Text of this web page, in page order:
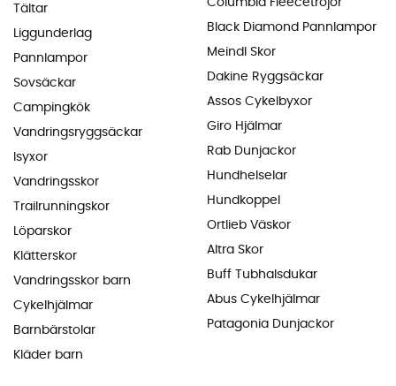
Tältar
Liggunderlag
Pannlampor
Sovsäckar
Campingkök
Vandringsryggsäckar
Isyxor
Vandringsskor
Trailrunningskor
Löparskor
Klätterskor
Vandringsskor barn
Cykelhjälmar
Barnbärstolar
Kläder barn
Black Diamond Pannlampor
Meindl Skor
Dakine Ryggsäckar
Assos Cykelbyxor
Giro Hjälmar
Rab Dunjackor
Hundhelselar
Hundkoppel
Ortlieb Väskor
Altra Skor
Buff Tubhalsdukar
Abus Cykelhjälmar
Patagonia Dunjackor